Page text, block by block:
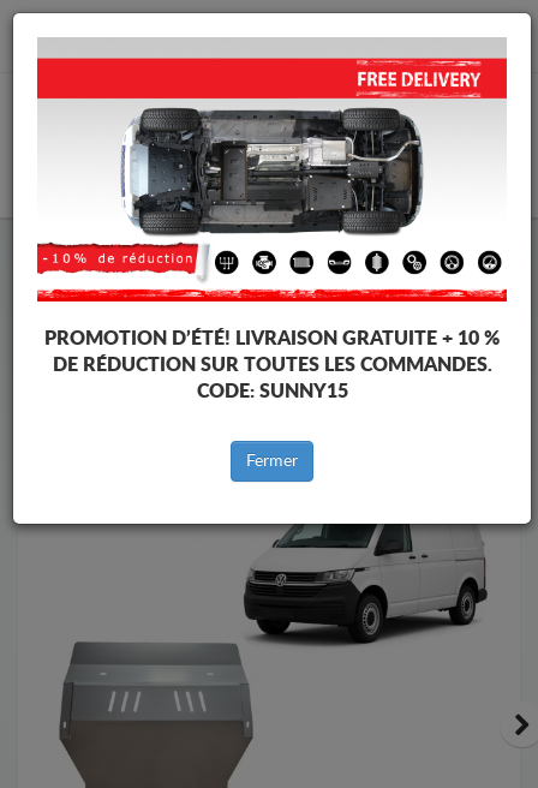
info@cachesousmoteur.fr
Cache Sous Moteur Volkswagen
Cache Sous Moteur Volkswagen Transporter
Marques
PROMOTION D’ÉTÉ! LIVRAISON GRATUITE + 10 %
DE RÉDUCTION SUR TOUTES LES COMMANDES.
CODE: SUNNY15
Fermer